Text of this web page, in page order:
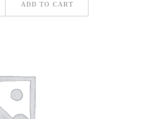
ADD TO CART